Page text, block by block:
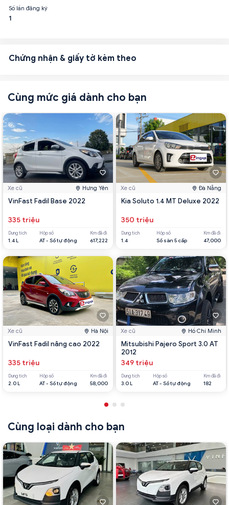
Số lần đăng ký
1
Chứng nhận & giấy tờ kèm theo
Cùng mức giá dành cho bạn
Xe cũ Hưng Yên
VinFast Fadil Base 2022
335 triệu
Dung tích
1.4 L
Hộp số
AT - Số tự động
Km đã đi
617,222
Xe cũ Hà Nội
VinFast Fadil nâng cao 2022
335 triệu
Dung tích
2.0 L
Hộp số
AT - Số tự động
Km đã đi
58,000
Xe cũ Đà Nẵng
Kia Soluto 1.4 MT Deluxe 2022
350 triệu
Dung tích
1.4
Hộp số
Số sàn 5 cấp
Km đã đi
47,000
Xe cũ Hồ Chí Minh
Mitsubishi Pajero Sport 3.0 AT
2012
349 triệu
Dung tích
3.0 L
Hộp số
AT - Số tự động
Km đã đi
182
Cùng loại dành cho bạn